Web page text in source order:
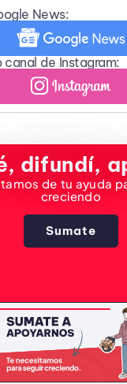
News:
canal de Instagram:
difundí,
de tu ayuda
creciendo
Sumate